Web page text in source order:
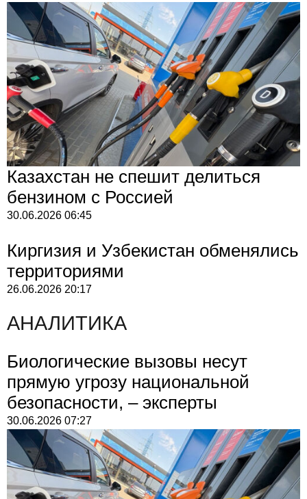
Казахстан не спешит делиться
бензином с Россией
30.06.2026 06:45
Киргизия и Узбекистан обменялись
территориями
26.06.2026 20:17
АНАЛИТИКА
Биологические вызовы несут
прямую угрозу национальной
безопасности, – эксперты
30.06.2026 07:27